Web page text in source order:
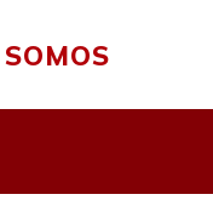
SOMOS